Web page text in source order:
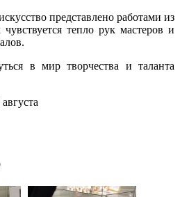
представлено работами из
тепло рук мастеров и
в мир творчества и таланта